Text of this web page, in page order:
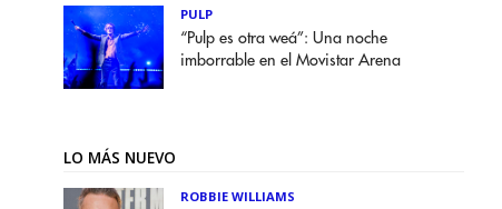
PULP
“Pulp es otra weá”: Una noche
imborrable en el Movistar Arena
LO MÁS NUEVO
ROBBIE WILLIAMS